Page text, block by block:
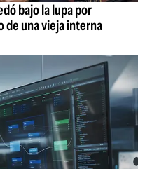
bajo la lupa por
de una vieja interna